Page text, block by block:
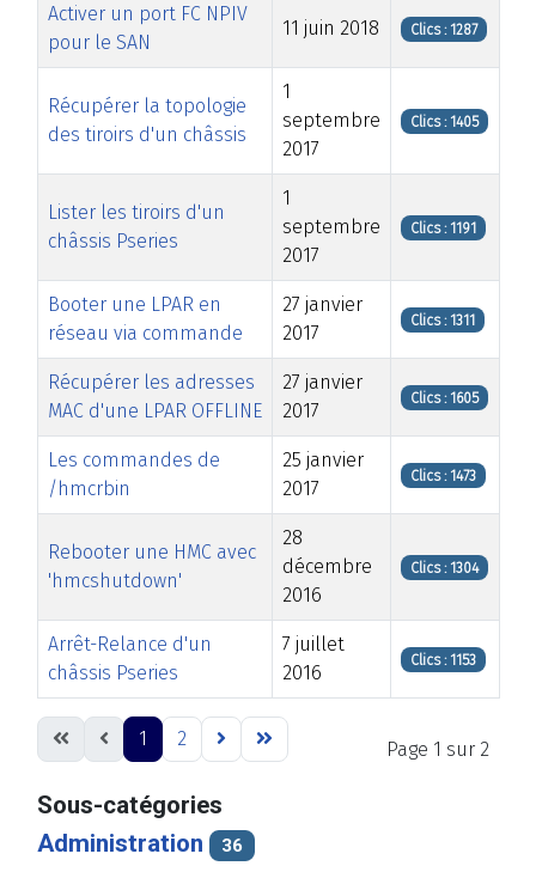
Activer un port FC NPIV
pour le SAN
11 juin 2018 Clics : 1287
Récupérer la topologie
des tiroirs d'un châssis
1
septembre
2017
Clics : 1405
Lister les tiroirs d'un
châssis Pseries
1
septembre
2017
Clics : 1191
Booter une LPAR en
réseau via commande
27 janvier
2017
Clics : 1311
Récupérer les adresses
MAC d'une LPAR OFFLINE
27 janvier
2017
Clics : 1605
Les commandes de
/hmcrbin
25 janvier
2017
Clics : 1473
Rebooter une HMC avec
'hmcshutdown'
28
décembre
2016
Clics : 1304
Arrêt-Relance d'un
châssis Pseries
7 juillet
2016
Clics : 1153
Page 1 sur 2
1 2
Sous-catégories
Administration
36